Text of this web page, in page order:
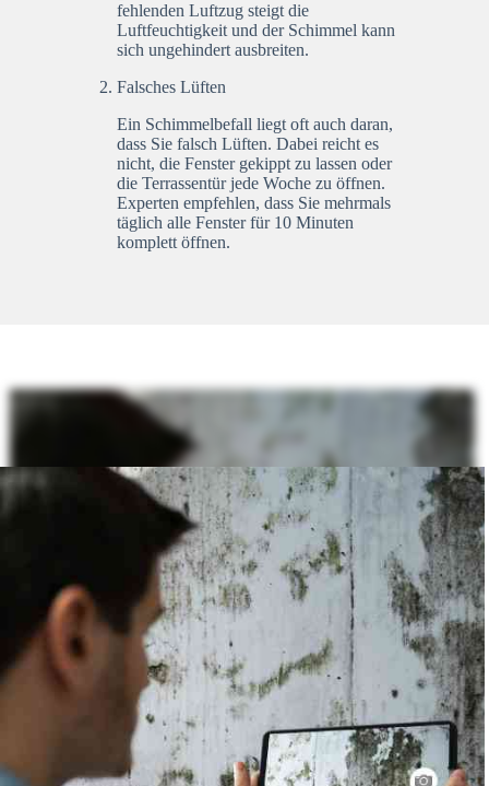
fehlenden Luftzug steigt die
Luftfeuchtigkeit und der Schimmel kann
sich ungehindert ausbreiten.
Falsches Lüften
Ein Schimmelbefall liegt oft auch daran,
dass Sie falsch Lüften. Dabei reicht es
nicht, die Fenster gekippt zu lassen oder
die Terrassentür jede Woche zu öffnen.
Experten empfehlen, dass Sie mehrmals
täglich alle Fenster für 10 Minuten
komplett öffnen.